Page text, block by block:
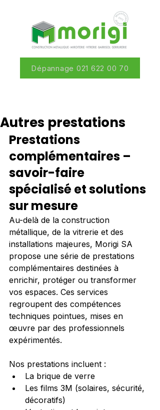
Dépannage 021 622 00 70
Autres prestations
Prestations
complémentaires –
savoir-faire
spécialisé et solutions
sur mesure
Au-delà de la construction
métallique, de la vitrerie et des
installations majeures, Morigi SA
propose une série de prestations
complémentaires destinées à
enrichir, protéger ou transformer
vos espaces. Ces services
regroupent des compétences
techniques pointues, mises en
œuvre par des professionnels
expérimentés.
Nos prestations incluent :
La brique de verre
Les films 3M (solaires, sécurité,
décoratifs)